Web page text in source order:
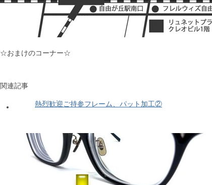
☆おまけのコーナー☆
関連記事
熱烈歓迎ご持参フレーム、パット加工②